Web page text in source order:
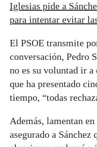
Iglesias pide a
para intentar evitar
El PSOE transmite
conversación, Pedro
no es su voluntad ir a
que ha presentado
tiempo, “todas
Además, lamentan
asegurado a Sánchez